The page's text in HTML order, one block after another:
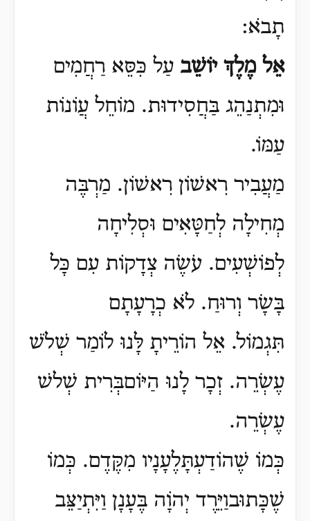
תָבֹא:
אֵל מֶלֶךְ יוֹשֵׁב עַל כִּסֵּא רַחֲמִים
וּמִתְנַהֵג בַּחֲסִידוּת. מוֹחֵל עֲוֹנוֹת
עַמּוֹ.
מַעֲבִיר רִאשׁוֹן רִאשׁוֹן. מַרְבֶּה
מְחִילָה לְחַטָּאִים וּסְלִיחָה
לְפוֹשְׁעִים. עֹשֶׂה צְדָקוֹת עִם כָּל
בָּשָׂר וְרוּחַ. לֹא כְרָעָתָם
תִּגְמוֹל. אֵל הוֹרֵיתָ לָּנוּ לוֹמַר שְׁלֹשׁ
עֶשְׂרֵה. זְכָר לָנוּ הַיּוֹםבְּרִית שְׁלשׁ
עֶשְׂרֵה.
כְּמֹו שֶׁהוֹדַעְתָּלֶעָנָיו מִקֶּדֶם. כְּמוֹ
שֶׁכָּתוּבוַיֵּרֶד יְהֹוָה בֶּעָנָן וַיִּתְיַצֵּב